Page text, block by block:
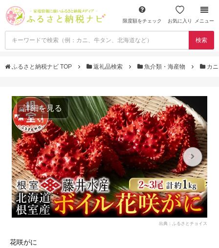
限度額をチェック お気に入り メニュー
検索
ふるさと納税ナビ TOP 返礼品検索 魚介類・海産物 カ
詳細を見る
出典：ふるさとチョイス
花咲がに